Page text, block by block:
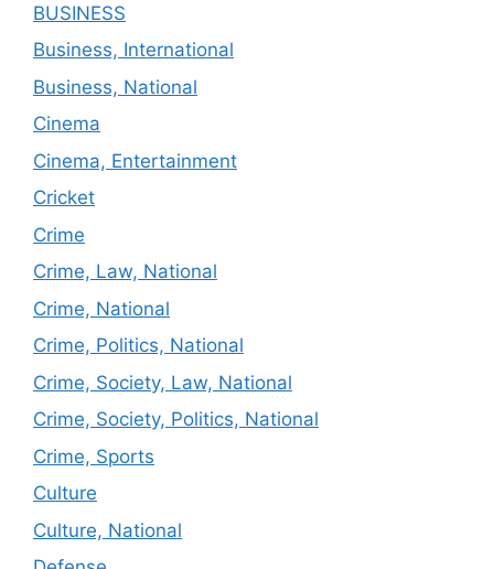
BUSINESS
Business, International
Business, National
Cinema
Cinema, Entertainment
Cricket
Crime
Crime, Law, National
Crime, National
Crime, Politics, National
Crime, Society, Law, National
Crime, Society, Politics, National
Crime, Sports
Culture
Culture, National